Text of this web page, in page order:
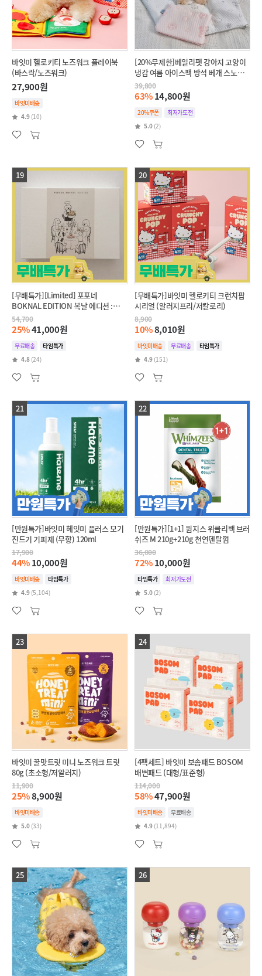
바잇미 헬로키티 노즈워크 플레이북
(바스락/노즈워크)
27,900원
바잇미배송
4.9 (10)
[20%무제한]베일리펫 강아지 고양이
냉감 여름 아이스팩 방석 베개 스노우
테디 파우치 (싱글~트리플)
39,800
63%14,800원
20%쿠폰
최저가도전
5.0 (2)
19
[무배특가][Limited] 포포네
BOKNAL EDITION 복날 에디션 :
Summer table
54,700
25%41,000원
무료배송
타임특가
4.8 (24)
20
[무배특가]바잇미 헬로키티 크런치팝
시리얼 (알러지프리/저칼로리)
8,900
10%8,010원
바잇미배송 무료배송
타임특가
4.9 (151)
21
[만원특가]바잇미 헤잇미 플러스 모기
진드기 기피제 (무향) 120ml
17,900
44%10,000원
바잇미배송
타임특가
4.9 (5,104)
22
[만원특가][1+1] 윔지스 위클리백 브러
쉬즈 M 210g+210g 천연덴탈껌
36,000
72%10,000원
타임특가
최저가도전
5.0 (2)
23
바잇미 꿀맛트릿 미니 노즈워크 트릿
80g (초소형/저알러지)
11,900
25%8,900원
바잇미배송
5.0 (33)
24
[4팩세트] 바잇미 보솜패드 BOSOM
배변패드 (대형/표준형)
114,000
58%47,900원
바잇미배송
무료배송
4.9 (11,894)
25 26